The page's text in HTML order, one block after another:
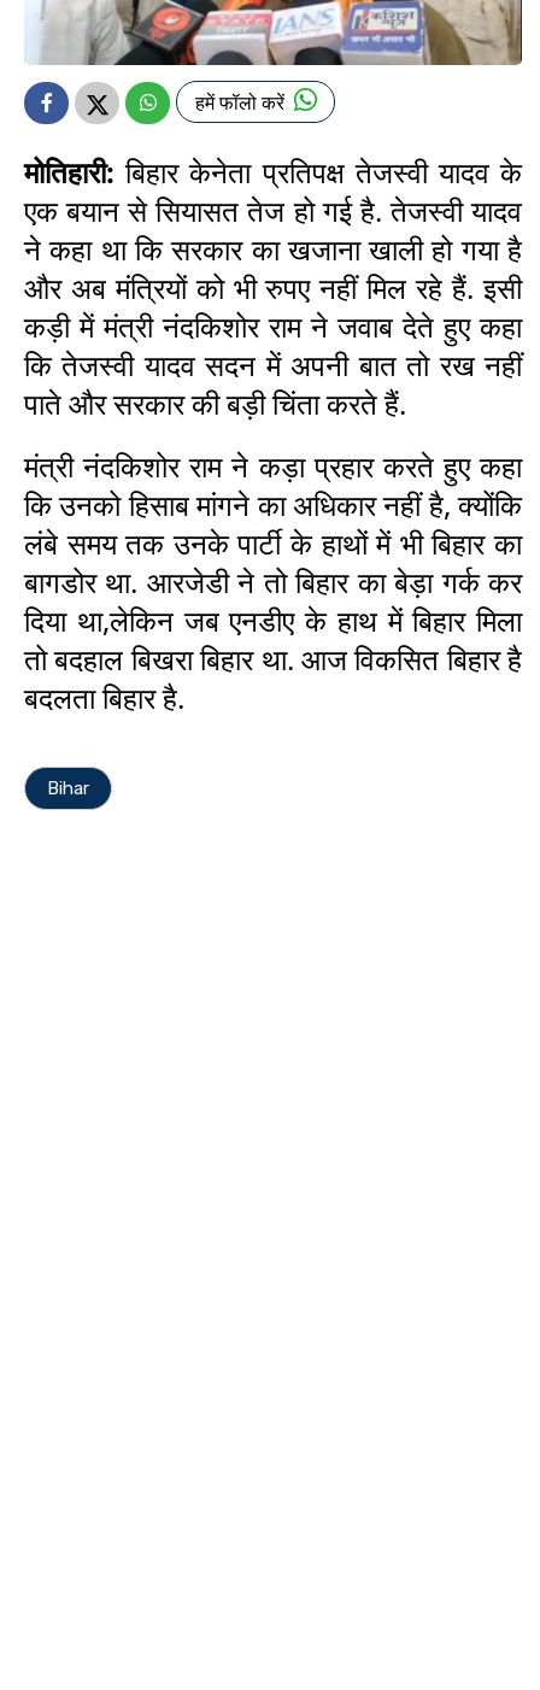
हमें फॉलो करें
मोतिहारी: बिहार केनेता प्रतिपक्ष तेजस्वी यादव के
एक बयान से सियासत तेज हो गई है. तेजस्वी यादव
ने कहा था कि सरकार का खजाना खाली हो गया है
और अब मंत्रियों को भी रुपए नहीं मिल रहे हैं. इसी
कड़ी में मंत्री नंदकिशोर राम ने जवाब देते हुए कहा
कि तेजस्वी यादव सदन में अपनी बात तो रख नहीं
पाते और सरकार की बड़ी चिंता करते हैं.
मंत्री नंदकिशोर राम ने कड़ा प्रहार करते हुए कहा
कि उनको हिसाब मांगने का अधिकार नहीं है, क्योंकि
लंबे समय तक उनके पार्टी के हाथों में भी बिहार का
बागडोर था. आरजेडी ने तो बिहार का बेड़ा गर्क कर
दिया था,लेकिन जब एनडीए के हाथ में बिहार मिला
तो बदहाल बिखरा बिहार था. आज विकसित बिहार है
बदलता बिहार है.
Bihar